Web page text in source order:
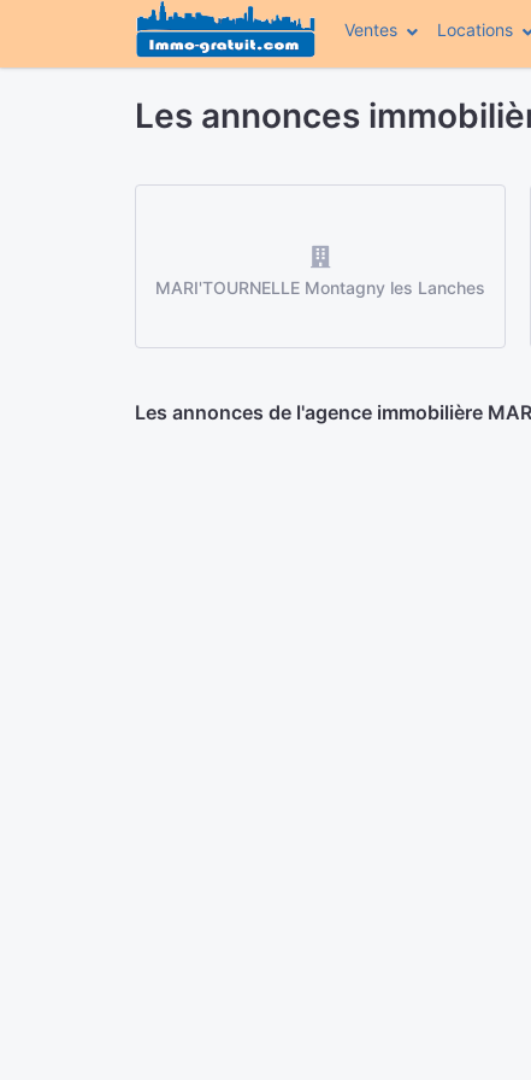
Ventes Locations
Les annonces
MARI'TOURNELLE Montagny les Lanches
Les annonces de l'agence immobilière